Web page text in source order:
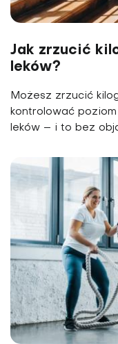
Jak zrzucić
leków?
Możesz zrzucić
kontrolować
leków – i to bez